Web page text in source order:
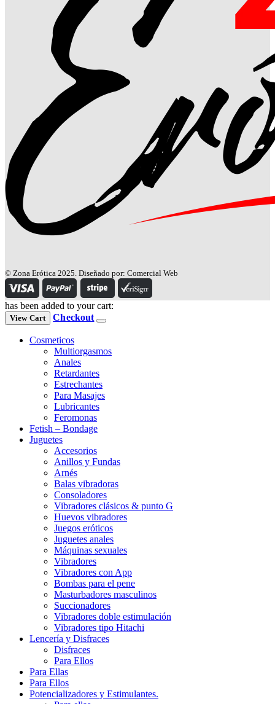
© Zona Erótica 2025. Diseñado por: Comercial Web
has been added to your cart:
View Cart Checkout
Cosmeticos
Multiorgasmos
Anales
Retardantes
Estrechantes
Para Masajes
Lubricantes
Feromonas
Fetish – Bondage
Juguetes
Accesorios
Anillos y Fundas
Arnés
Balas vibradoras
Consoladores
Vibradores clásicos & punto G
Huevos vibradores
Juegos eróticos
Juguetes anales
Máquinas sexuales
Vibradores
Vibradores con App
Bombas para el pene
Masturbadores masculinos
Succionadores
Vibradores doble estimulación
Vibradores tipo Hitachi
Lencería y Disfraces
Disfraces
Para Ellos
Para Ellas
Para Ellos
Potencializadores y Estimulantes.